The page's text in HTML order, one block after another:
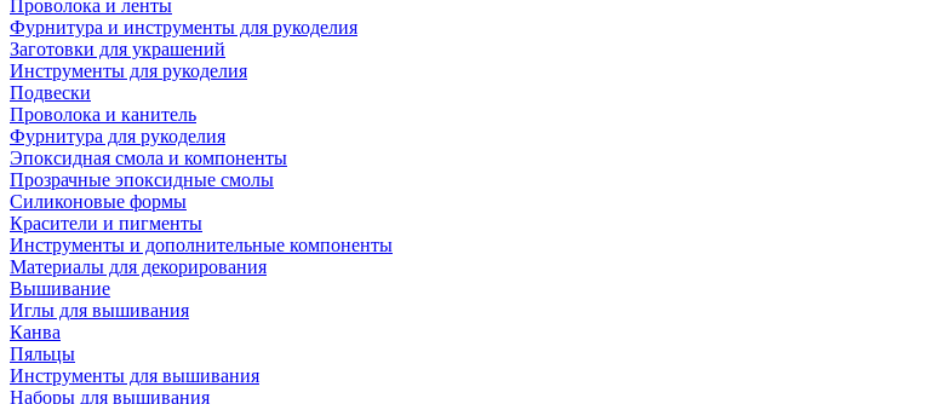
Проволока и ленты
Фурнитура и инструменты для рукоделия
Заготовки для украшений
Инструменты для рукоделия
Подвески
Проволока и канитель
Фурнитура для рукоделия
Эпоксидная смола и компоненты
Прозрачные эпоксидные смолы
Силиконовые формы
Красители и пигменты
Инструменты и дополнительные компоненты
Материалы для декорирования
Вышивание
Иглы для вышивания
Канва
Пяльцы
Инструменты для вышивания
Наборы для вышивания